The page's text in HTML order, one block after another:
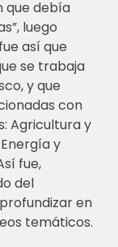
que debía
luego
así que
se trabaja
y que
con
Agricultura y
y
fue,
del
en
temáticos.